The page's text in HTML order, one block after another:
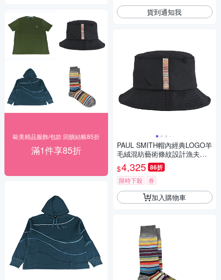
歐美精品服飾/包款 回饋結帳85折
滿1件享85折
貨到通知我
PAUL SMITH帽內經典LOGO羊
毛絨混紡藝術條紋設計漁夫帽
(黑x多色條紋)
$4,325 86折
限時下殺 券
加入購物車